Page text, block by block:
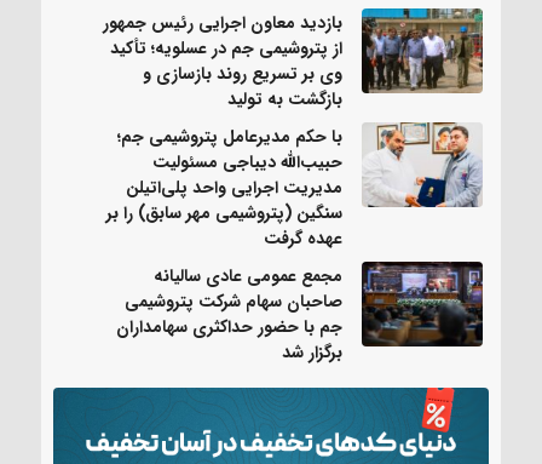
بازدید معاون اجرایی رئیس جمهور
از پتروشیمی جم در عسلویه؛ تأکید
وی بر تسریع روند بازسازی و
بازگشت به تولید
با حکم مدیرعامل پتروشیمی جم؛
حبیب‌الله دیباجی مسئولیت
مدیریت اجرایی واحد پلی‌اتیلن
سنگین (پتروشیمی مهر سابق) را بر
عهده گرفت
مجمع عمومی عادی سالیانه
صاحبان سهام شرکت پتروشیمی
جم با حضور حداکثری سهامداران
برگزار شد